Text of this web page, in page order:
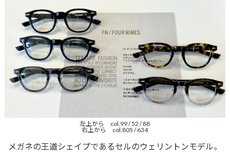
左上から col.99 / 52 / 88
右上から col.805 / 634
メガネの王道シェイプであるセルのウェリントンモデル。